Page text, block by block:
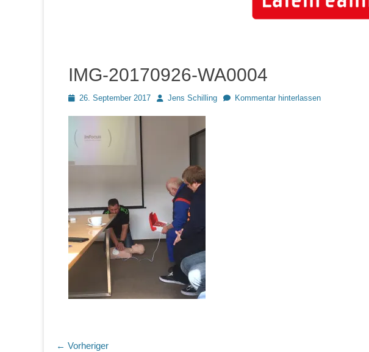
IMG-20170926-WA0004
Posted26. September 2017 AutorJens Schilling Kommentar hinterlassen
← Vorheriger